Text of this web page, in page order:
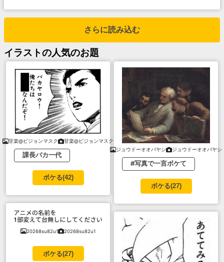
さらに読み込む
イラストの人気のお題
甘楽@ピジョンマスク 甘楽@ピジョンマスク
課長バカ一代
ボケる(42)
20268su82u1 20268su82u1
ボケる(27)
ジュウドーオオバヤシ ジュウドーオオバヤシ
#写真で一言ボケて
ボケる(27)